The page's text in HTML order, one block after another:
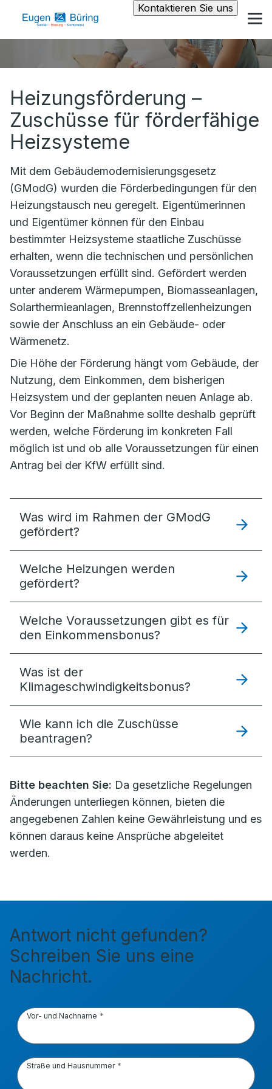
Kontaktieren Sie uns
Heizungsförderung –
Zuschüsse für förderfähige
Heizsysteme
Mit dem Gebäudemodernisierungsgesetz
(GModG) wurden die Förderbedingungen für den
Heizungstausch neu geregelt. Eigentümerinnen
und Eigentümer können für den Einbau
bestimmter Heizsysteme staatliche Zuschüsse
erhalten, wenn die technischen und persönlichen
Voraussetzungen erfüllt sind. Gefördert werden
unter anderem Wärmepumpen, Biomasseanlagen,
Solarthermieanlagen, Brennstoffzellenheizungen
sowie der Anschluss an ein Gebäude- oder
Wärmenetz.
Die Höhe der Förderung hängt vom Gebäude, der
Nutzung, dem Einkommen, dem bisherigen
Heizsystem und der geplanten neuen Anlage ab.
Vor Beginn der Maßnahme sollte deshalb geprüft
werden, welche Förderung im konkreten Fall
möglich ist und ob alle Voraussetzungen für einen
Antrag bei der KfW erfüllt sind.
Was wird im Rahmen der GModG
gefördert?
Welche Heizungen werden
gefördert?
Welche Voraussetzungen gibt es für
den Einkommensbonus?
Was ist der
Klimageschwindigkeitsbonus?
Wie kann ich die Zuschüsse
beantragen?
Bitte beachten Sie: Da gesetzliche Regelungen
Änderungen unterliegen können, bieten die
angegebenen Zahlen keine Gewährleistung und es
können daraus keine Ansprüche abgeleitet
werden.
Antwort nicht gefunden?
Schreiben Sie uns eine
Nachricht.
Vor- und Nachname
Straße und Hausnummer